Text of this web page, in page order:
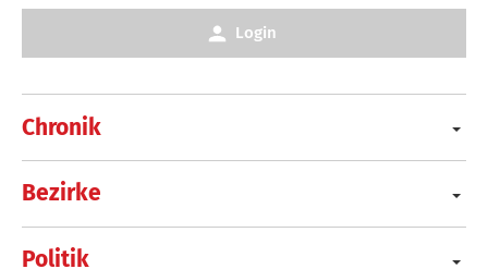
Chronik
Bezirke
Politik
Login